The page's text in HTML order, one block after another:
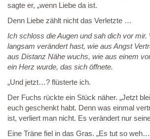
sagte er, „wenn Liebe da ist.
Denn Liebe zählt nicht das Verletzte …
Ich schloss die Augen und sah dich vor mir.
langsam verändert hast, wie aus Angst
aus Distanz Nähe wuchs, wie aus einem
ein Herz wurde, das sich öffnete.
„Und jetzt…? flüsterte ich.
Der Fuchs rückte ein Stück näher. „Jetzt
euch geschenkt habt. Denn was einmal
ist, verliert man nicht. Es verändert nur
Eine Träne fiel in das Gras. „Es tut so